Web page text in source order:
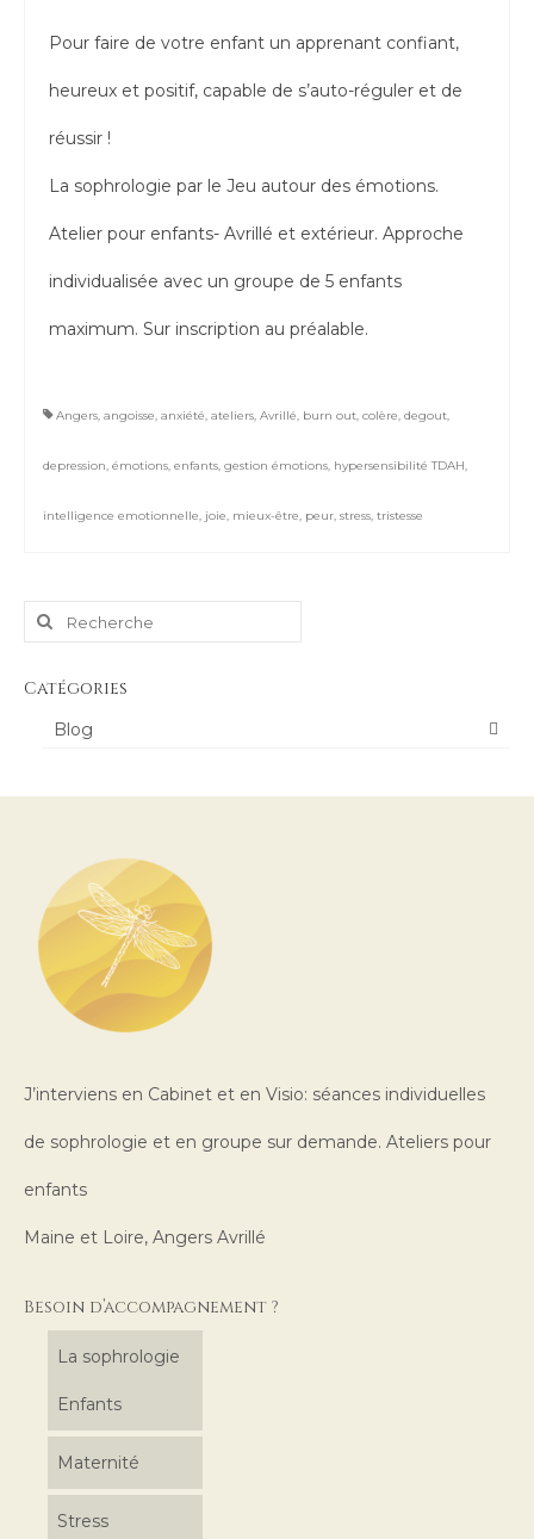
Pour faire de votre enfant un apprenant confiant,
heureux et positif, capable de s’auto-réguler et de
réussir !
La sophrologie par le Jeu autour des émotions.
Atelier pour enfants- Avrillé et extérieur. Approche
individualisée avec un groupe de 5 enfants
maximum. Sur inscription au préalable.
Angers, angoisse, anxiété, ateliers, Avrillé, burn out, colère, degout,
depression, émotions, enfants, gestion émotions, hypersensibilité TDAH,
intelligence emotionnelle, joie, mieux-être, peur, stress, tristesse
Rechercher
Catégories
Blog
J’interviens en Cabinet et en Visio: séances individuelles
de sophrologie et en groupe sur demande. Ateliers pour
enfants
Maine et Loire, Angers Avrillé
Besoin d’accompagnement ?
La sophrologie
Enfants
Maternité
Stress